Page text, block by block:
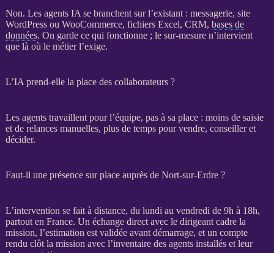
Non. Les agents IA se branchent sur l’existant : messagerie, site
WordPressou WooCommerce, fichiers Excel, CRM, bases de
données. On garde ce qui fonctionne ; le sur-mesure n’intervient
que là où le métier l’exige.
L’IA prend-elle la place des collaborateurs ?
Les agentstravaillent pour l’équipe, pas à sa place : moins de saisie
et de relancesmanuelles, plus de temps pour vendre, conseiller et
décider.
Faut-il une présence sur place auprès de Nort-sur-Erdre ?
L’intervention se fait à distance, du lundi au vendredi de 9h à 18h,
partout en France. Un échange direct avec le dirigeant cadre la
mission, l’estimation est validée avant démarrage, et un compte
rendu clôt la mission avec l’inventaire des agentsinstallés et leur